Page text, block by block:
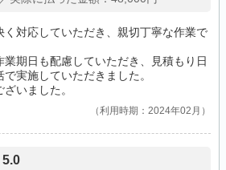
対応していただき、親切丁寧な作業で
期日も配慮していただき、見積もり日
実施していただきました。
いました。
利用時期：2024年02月
5.0